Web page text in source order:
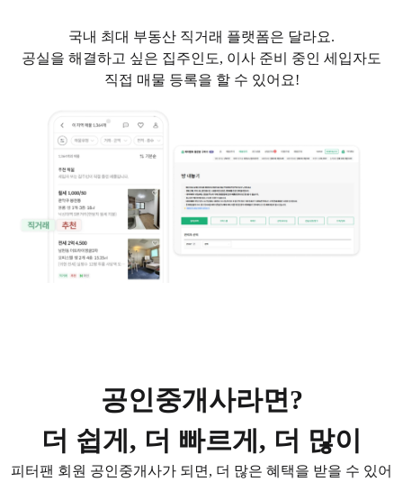
국내 최대 부동산 직거래 플랫폼은 달라요.
공실을 해결하고 싶은 집주인도, 이사 준비 중인 세입자도
직접 매물 등록을 할 수 있어요!
공인중개사라면?
더 쉽게, 더 빠르게, 더 많이
피터팬 회원 공인중개사가 되면, 더 많은 혜택을 받을 수 있어